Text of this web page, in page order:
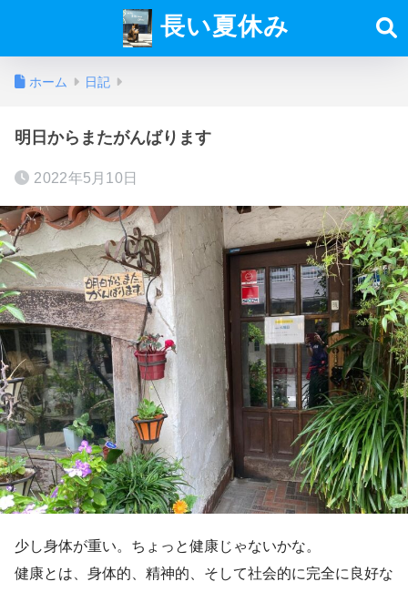
長い夏休み
ホーム 日記
明日からまたがんばります
2022年5月10日
少し身体が重い。ちょっと健康じゃないかな。
健康とは、身体的、精神的、そして社会的に完全に良好な